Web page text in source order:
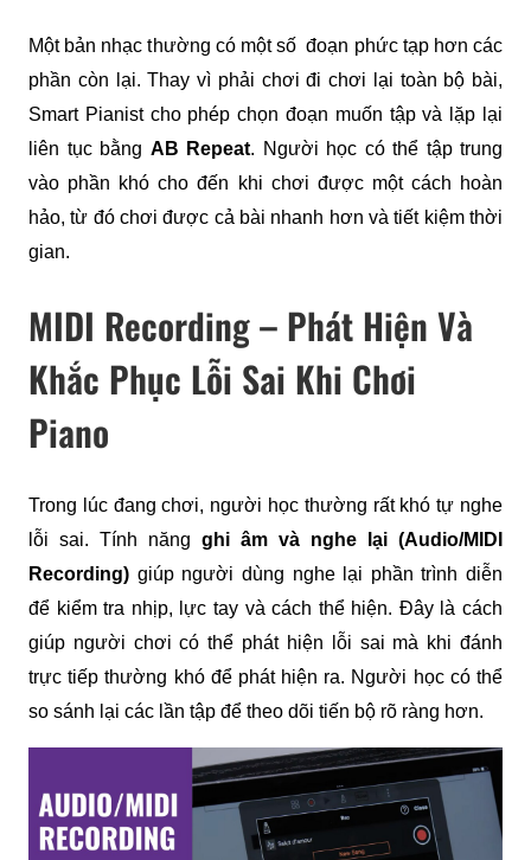
Một bản nhạc thường có một số  đoạn phức tạp hơn các
phần còn lại. Thay vì phải chơi đi chơi lại toàn bộ bài,
Smart Pianist cho phép chọn đoạn muốn tập và lặp lại
liên tục bằng AB Repeat. Người học có thể tập trung
vào phần khó cho đến khi chơi được một cách hoàn
hảo, từ đó chơi được cả bài nhanh hơn và tiết kiệm thời
gian.
MIDI Recording – Phát Hiện Và
Khắc Phục Lỗi Sai Khi Chơi
Piano
Trong lúc đang chơi, người học thường rất khó tự nghe
lỗi sai. Tính năng ghi âm và nghe lại (Audio/MIDI
Recording) giúp người dùng nghe lại phần trình diễn
để kiểm tra nhịp, lực tay và cách thể hiện. Đây là cách
giúp người chơi có thể phát hiện lỗi sai mà khi đánh
trực tiếp thường khó để phát hiện ra. Người học có thể
so sánh lại các lần tập để theo dõi tiến bộ rõ ràng hơn.